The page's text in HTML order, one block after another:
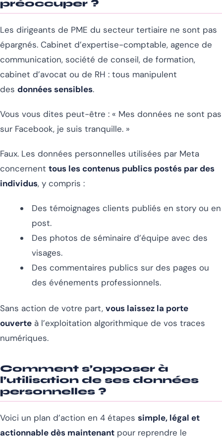
préoccuper ?
Les dirigeants de PME du secteur tertiaire ne sont pas
épargnés. Cabinet d’expertise-comptable, agence de
communication, société de conseil, de formation,
cabinet d’avocat ou de RH : tous manipulent
des données sensibles.
Vous vous dites peut-être : « Mes données ne sont pas
sur Facebook, je suis tranquille. »
Faux. Les données personnelles utilisées par Meta
concernent tous les contenus publics postés par des
individus, y compris :
Des témoignages clients publiés en story ou en
post.
Des photos de séminaire d’équipe avec des
visages.
Des commentaires publics sur des pages ou
des événements professionnels.
Sans action de votre part, vous laissez la porte
ouverte à l’exploitation algorithmique de vos traces
numériques.
Comment s’opposer à
l’utilisation de ses données
personnelles ?
Voici un plan d’action en 4 étapes simple, légal et
actionnable dès maintenant pour reprendre le